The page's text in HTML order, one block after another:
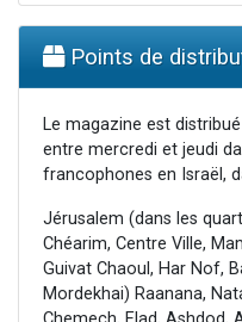
Points de
Le magazine est
entre mercredi et jeudi
francophones en Israël,
Jérusalem (dans les
Chéarim, Centre Ville,
Guivat Chaoul, Har Nof,
Mordekhai) Raanana,